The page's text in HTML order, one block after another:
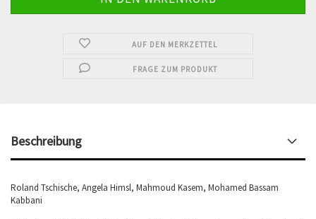
AUF DEN MERKZETTEL
FRAGE ZUM PRODUKT
Beschreibung
Roland Tschische, Angela Himsl, Mahmoud Kasem, Mohamed Bassam
Kabbani